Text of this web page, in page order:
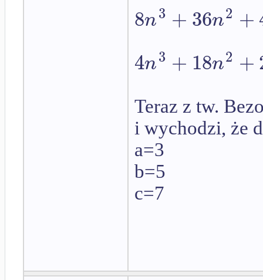
8n3 +36n2 +
4n3 + 18n2 +
Teraz z tw.
i wychodzi, że
a=3
b=5
c=7